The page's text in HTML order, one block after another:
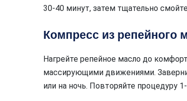
30-40 минут, затем тщательно
Компресс из репейного
Нагрейте репейное масло до
массирующими движениями.
или на ночь. Повторяйте процедуру